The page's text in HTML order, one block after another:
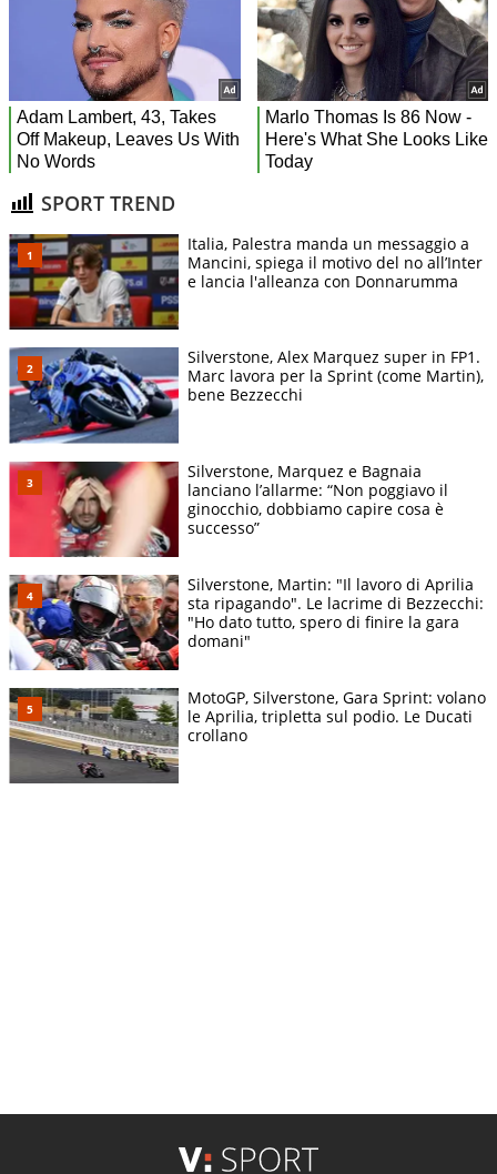
SPORT TREND
Italia, Palestra manda un messaggio a
Mancini, spiega il motivo del no all’Inter
e lancia l'alleanza con Donnarumma
Silverstone, Alex Marquez super in FP1.
Marc lavora per la Sprint (come Martin),
bene Bezzecchi
Silverstone, Marquez e Bagnaia
lanciano l’allarme: “Non poggiavo il
ginocchio, dobbiamo capire cosa è
successo”
Silverstone, Martin: "Il lavoro di Aprilia
sta ripagando". Le lacrime di Bezzecchi:
"Ho dato tutto, spero di finire la gara
domani"
MotoGP, Silverstone, Gara Sprint: volano
le Aprilia, tripletta sul podio. Le Ducati
crollano